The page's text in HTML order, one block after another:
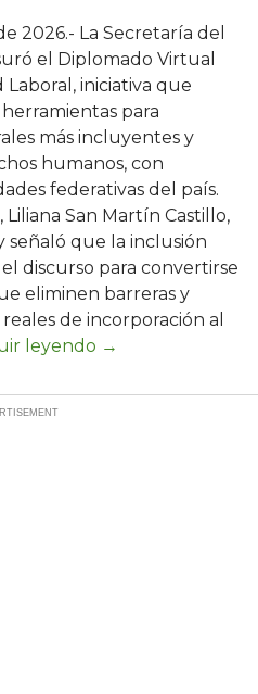
2026.- La Secretaría del
el Diplomado Virtual
iniciativa que
para
más incluyentes y
humanos, con
federativas del país.
San Martín Castillo,
señaló que la inclusión
discurso para convertirse
eliminen barreras y
de incorporación al